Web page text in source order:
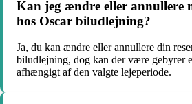
Kan jeg ændre eller annullere
hos Oscar biludlejning?
Ja, du kan ændre eller annullere din
biludlejning, dog kan der være gebyrer
afhængigt af den valgte lejeperiode.